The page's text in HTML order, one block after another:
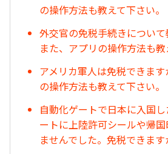
の操作方法も教えて下さい。
外交官の免税手続きについて
また、アプリの操作方法も教
アメリカ軍人は免税できま
の操作方法も教えて下さい。
自動化ゲートで日本に入国
ートに上陸許可シールや帰
ませんでした。免税できます